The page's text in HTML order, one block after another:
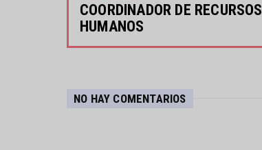
COORDINADOR DE RECURSOS
HUMANOS
NO HAY COMENTARIOS